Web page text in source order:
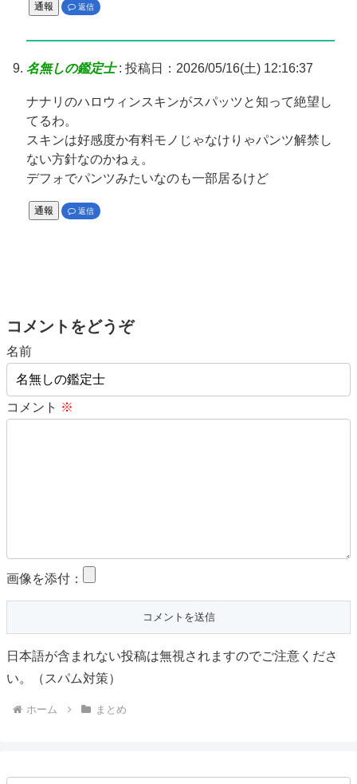
通報 返信
名無しの鑑定士: 投稿日：2026/05/16(土) 12:16:37
ナナリのハロウィンスキンがスパッツと知って絶望し
てるわ。
スキンは好感度か有料モノじゃなけりゃパンツ解禁し
ない方針なのかねぇ。
デフォでパンツみたいなのも一部居るけど
通報 返信
コメントをどうぞ
名前
コメント ※
画像を添付：
日本語が含まれない投稿は無視されますのでご注意くださ
い。（スパム対策）
ホーム まとめ